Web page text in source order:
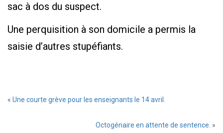
sac à dos du suspect.
Une perquisition à son domicile a permis la
saisie d’autres stupéfiants.
« Une courte grève pour les enseignants le 14 avril.
Octogénaire en attente de sentence. »